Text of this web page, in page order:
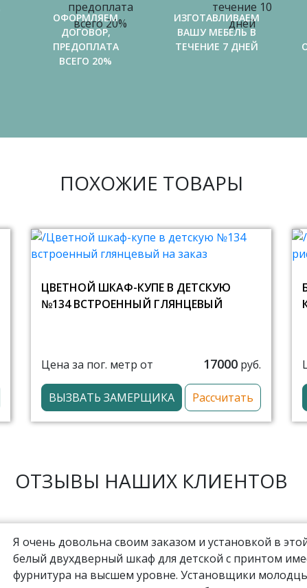
ОФОРМЛЯЕМ
ДОГОВОР,
ПРЕДОПЛАТА
ВСЕГО 20%
ИЗГОТАВЛИВАЕМ
ВАШУ МЕБЕЛЬ В
ТЕЧЕНИЕ 7 ДНЕЙ
ПОХОЖИЕ ТОВАРЫ
ЦВЕТНОЙ ШКАФ-КУПЕ В ДЕТСКУЮ
№134 ВСТРОЕННЫЙ ГЛЯНЦЕВЫЙ
Цена за пог. метр от 17000 руб.
ВЫЗВАТЬ ЗАМЕРЩИКА Рассчитать
ОТЗЫВЫ НАШИХ КЛИЕНТОВ
Я очень довольна своим заказом и установкой в
белый двухдверный шкаф для детской с принтом
фурнитура на высшем уровне. Установщики